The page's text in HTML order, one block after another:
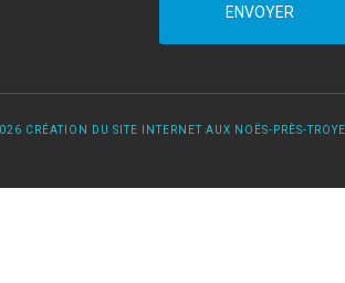
ENVOYER
CRÉATION DU SITE INTERNET AUX NOËS-PRÈS-